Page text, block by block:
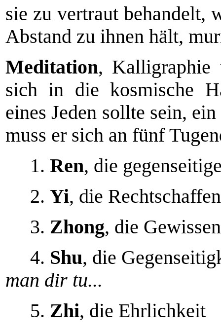
sie zu vertraut behandelt,
Abstand zu ihnen hält,
Meditation, Kalligraphie
sich in die kosmische
eines Jeden sollte sein, ein
muss er sich an fünf
1. Ren, die
2. Yi, die
3. Zhong, die
4. Shu, die
man dir tu...
5. Zhi, die Ehrlichkeit